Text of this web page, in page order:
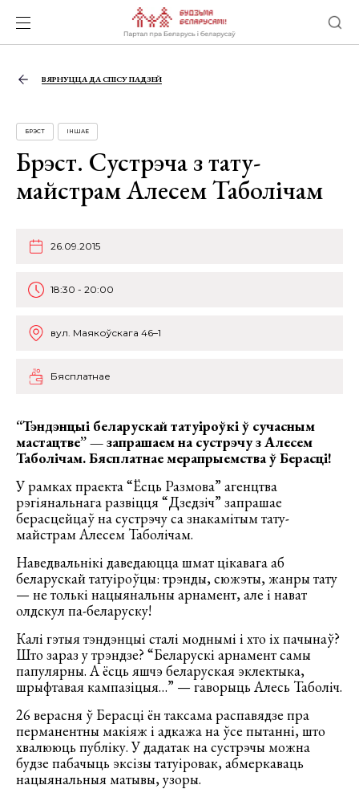
ВЯРНУЦЦА ДА СПІСУ ПАДЗЕЙ
БРЭСТ ІНШАЕ
Брэст. Сустрэча з тату-
майстрам Алесем Таболічам
26.09.2015
18:30 - 20:00
вул. Маякоўскага 46–1
Бясплатнае
“Тэндэнцыі беларускай татуіроўкі ў сучасным
мастацтве” —запрашаем насустрэчу з Алесем
Таболічам. Бясплатнае мерапрыемства ў Берасці!
У рамках праекта “Ёсць Размова” агенцтва
рэгіянальнага развіцця “Дзедзіч” запрашае
берасцейцаў на сустрэчу са знакамітым тату-
майстрам Алесем Таболічам.
Наведвальнікі даведаюцца шмат цікавага аб
беларускай татуіроўцы: трэнды, сюжэты, жанры тату
— не толькі нацыянальны арнамент, але і нават
олдскул па-беларуску!
Калі гэтыя тэндэнцыі сталі моднымі і хто іх пачынаў?
Што зараз у трэндзе? “Беларускі арнамент самы
папулярны. А ёсць яшчэ беларуская эклектыка,
шрыфтавая кампазіцыя…” — гаворыць Алесь Таболіч.
26 верасня ў Берасці ён таксама распавядзе пра
перманентны макіяж і адкажа на ўсе пытанні, што
хвалююць публіку. У дадатак на сустрэчы можна
будзе пабачыць эксізы татуіровак, абмеркаваць
нацыянальныя матывы, узоры.